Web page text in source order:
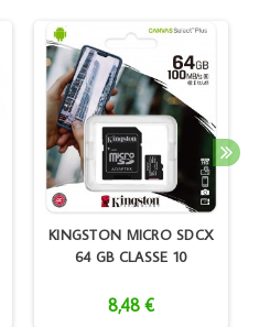
KINGSTON MICRO SDCX
64 GB CLASSE 10
8,48 €